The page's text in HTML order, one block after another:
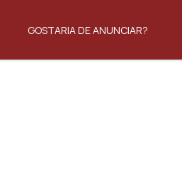
GOSTARIA DE ANUNCIAR?